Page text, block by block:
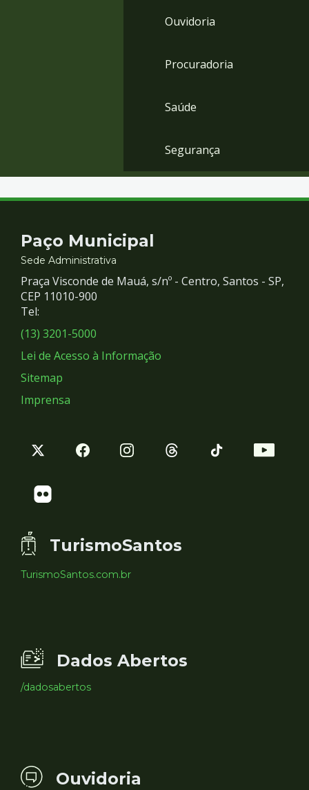
Ouvidoria
Procuradoria
Saúde
Segurança
Contato
e
Redes
Sociais
Paço Municipal
Sede Administrativa
Praça Visconde de Mauá, s/nº - Centro, Santos - SP,
CEP 11010-900
Tel:
(13) 3201-5000
Lei de Acesso à Informação
Sitemap
Imprensa
TurismoSantos
TurismoSantos.com.br
Dados Abertos
/dadosabertos
Ouvidoria